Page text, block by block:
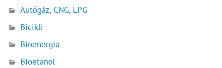
Autógáz, CNG, LPG
Bicikli
Bioenergia
Bioetanol